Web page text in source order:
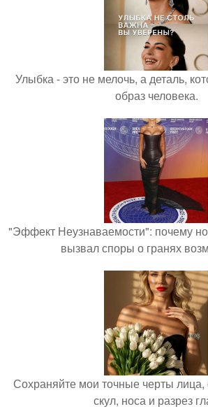
Улыбка - это не мелочь, а деталь,
образ человека.
"Эффект Неузнаваемости": почему
вызвал споры о гранях
Сохраняйте мои точные черты
скул, носа и разрез